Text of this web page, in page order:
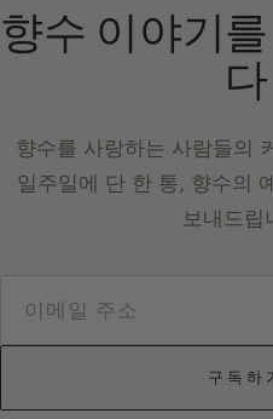
향수 이야기
다
향수를 사랑하는 사람들의
일주일에 단 한 통, 향수의
보내드립
구독하